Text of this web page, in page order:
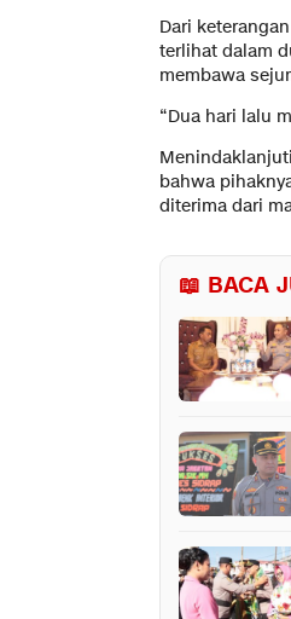
Dari
terlihat dalam
membawa
“Dua hari lalu
bahwa
diterima dari
📖 BACA